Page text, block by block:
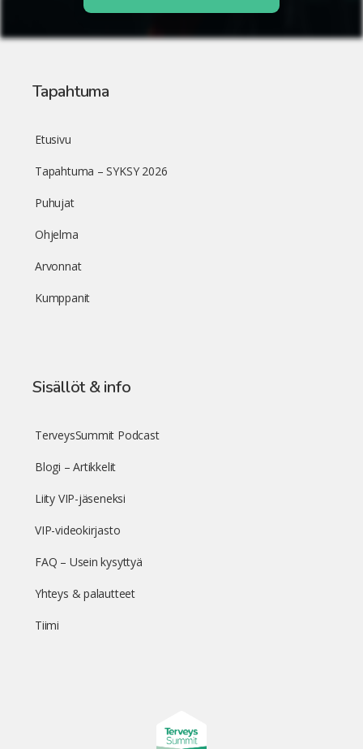
Tapahtuma
Etusivu
Tapahtuma – SYKSY 2026
Puhujat
Ohjelma
Arvonnat
Kumppanit
Sisällöt & info
TerveysSummit Podcast
Blogi – Artikkelit
Liity VIP-jäseneksi
VIP-videokirjasto
FAQ – Usein kysyttyä
Yhteys & palautteet
Tiimi